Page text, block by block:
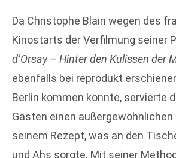
Da Christophe Blain wegen des
Kinostarts der Verfilmung seiner
d’Orsay – Hinter den Kulissen der
ebenfalls bei reprodukt
Berlin kommen konnte, servierte
Gästen einen
seinem Rezept, was an den
und Ahs sorgte. Mit seiner